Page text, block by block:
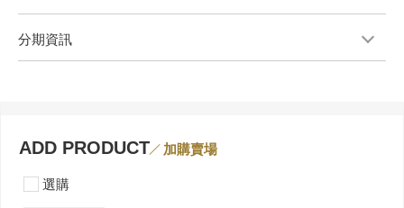
分期資訊
ADD PRODUCT 加購賣場
選購